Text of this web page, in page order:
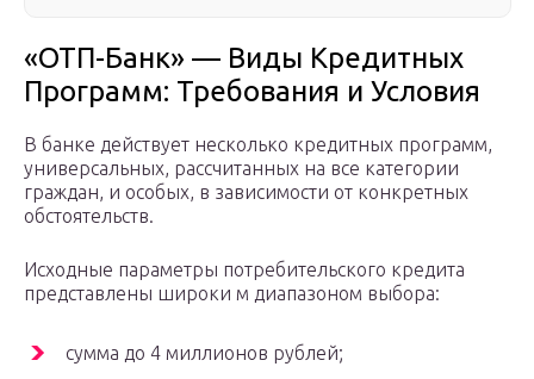
«ОТП-Банк» — Виды Кредитных
Программ: Требования и Условия
В банке действует несколько кредитных программ,
универсальных, рассчитанных на все категории
граждан, и особых, в зависимости от конкретных
обстоятельств.
Исходные параметры потребительского кредита
представлены широки м диапазоном выбора:
сумма до 4 миллионов рублей;